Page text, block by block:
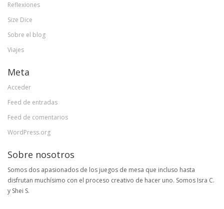
Reflexiones
Size Dice
Sobre el blog
Viajes
Meta
Acceder
Feed de entradas
Feed de comentarios
WordPress.org
Sobre nosotros
Somos dos apasionados de los juegos de mesa que incluso hasta
disfrutan muchísimo con el proceso creativo de hacer uno. Somos Isra C.
y Shei S.